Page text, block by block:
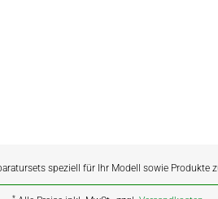
speziell für Ihr Modell sowie Produkte